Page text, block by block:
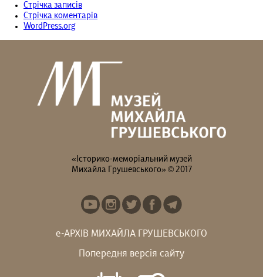
Стрічка записів
Стрічка коментарів
WordPress.org
«Історико-меморіальний музей
Михайла Грушевського» © 2017
е-АРХІВ МИХАЙЛА ГРУШЕВСЬКОГО
Попередня версія сайту